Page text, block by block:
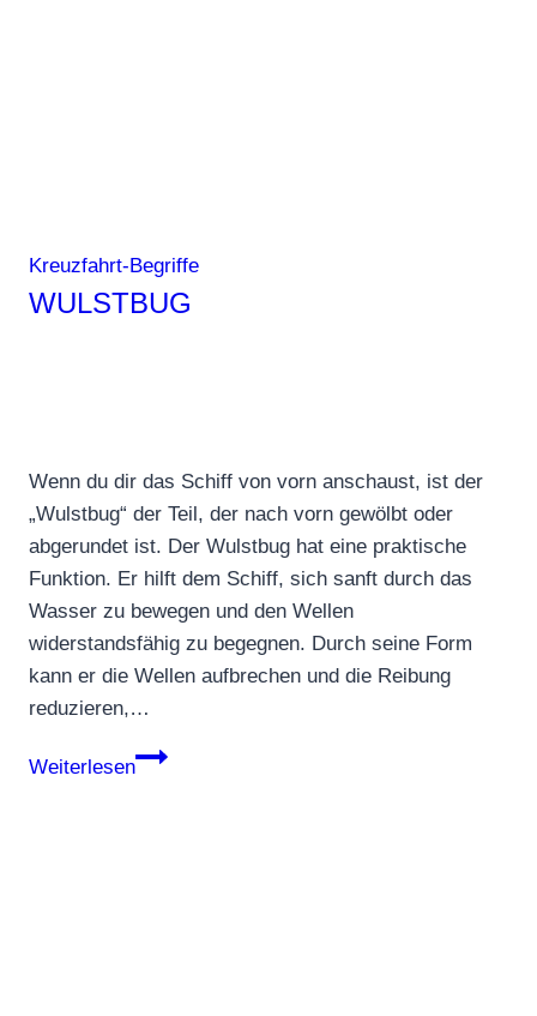
Kreuzfahrt-Begriffe
WULSTBUG
Wenn du dir das Schiff von vorn anschaust, ist der
„Wulstbug“ der Teil, der nach vorn gewölbt oder
abgerundet ist. Der Wulstbug hat eine praktische
Funktion. Er hilft dem Schiff, sich sanft durch das
Wasser zu bewegen und den Wellen
widerstandsfähig zu begegnen. Durch seine Form
kann er die Wellen aufbrechen und die Reibung
reduzieren,…
Weiterlesen
Wulstbug